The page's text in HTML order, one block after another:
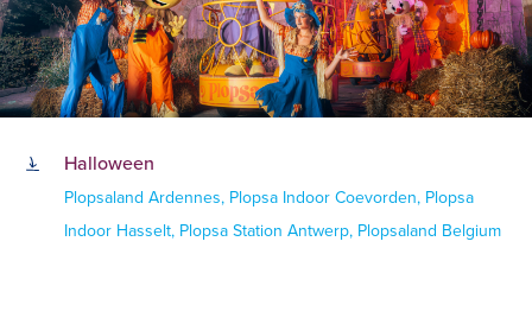
Halloween
Plopsaland Ardennes, Plopsa Indoor Coevorden, Plopsa
Indoor Hasselt, Plopsa Station Antwerp, Plopsaland Belgium